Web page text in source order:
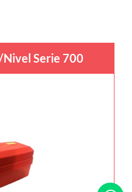
Nivel Serie 700